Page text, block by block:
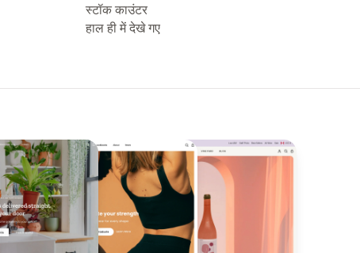
स्टॉक काउंटर
हाल ही में देखे गए